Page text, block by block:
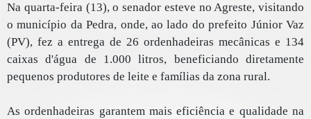
Na quarta-feira (13), o senador esteve no Agreste, visitando
o município da Pedra, onde, ao lado do prefeito Júnior Vaz
(PV), fez a entrega de 26 ordenhadeiras mecânicas e 134
caixas d'água de 1.000 litros, beneficiando diretamente
pequenos produtores de leite e famílias da zona rural.
As ordenhadeiras garantem mais eficiência e qualidade na